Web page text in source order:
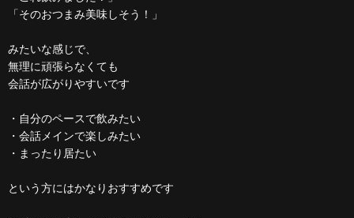
「そのおつまみ美味しそう！」
みたいな感じで、
無理に頑張らなくても
会話が広がりやすいです
・自分のペースで飲みたい
・会話メインで楽しみたい
・まったり居たい
という方にはかなりおすすめです